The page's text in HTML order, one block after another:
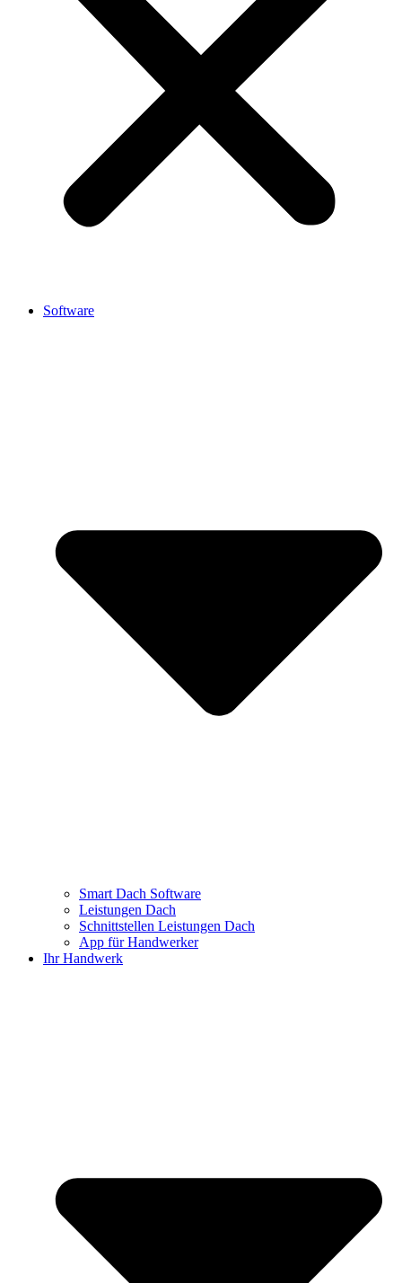
Software
Smart Dach Software
Leistungen Dach
Schnittstellen Leistungen Dach
App für Handwerker
Ihr Handwerk